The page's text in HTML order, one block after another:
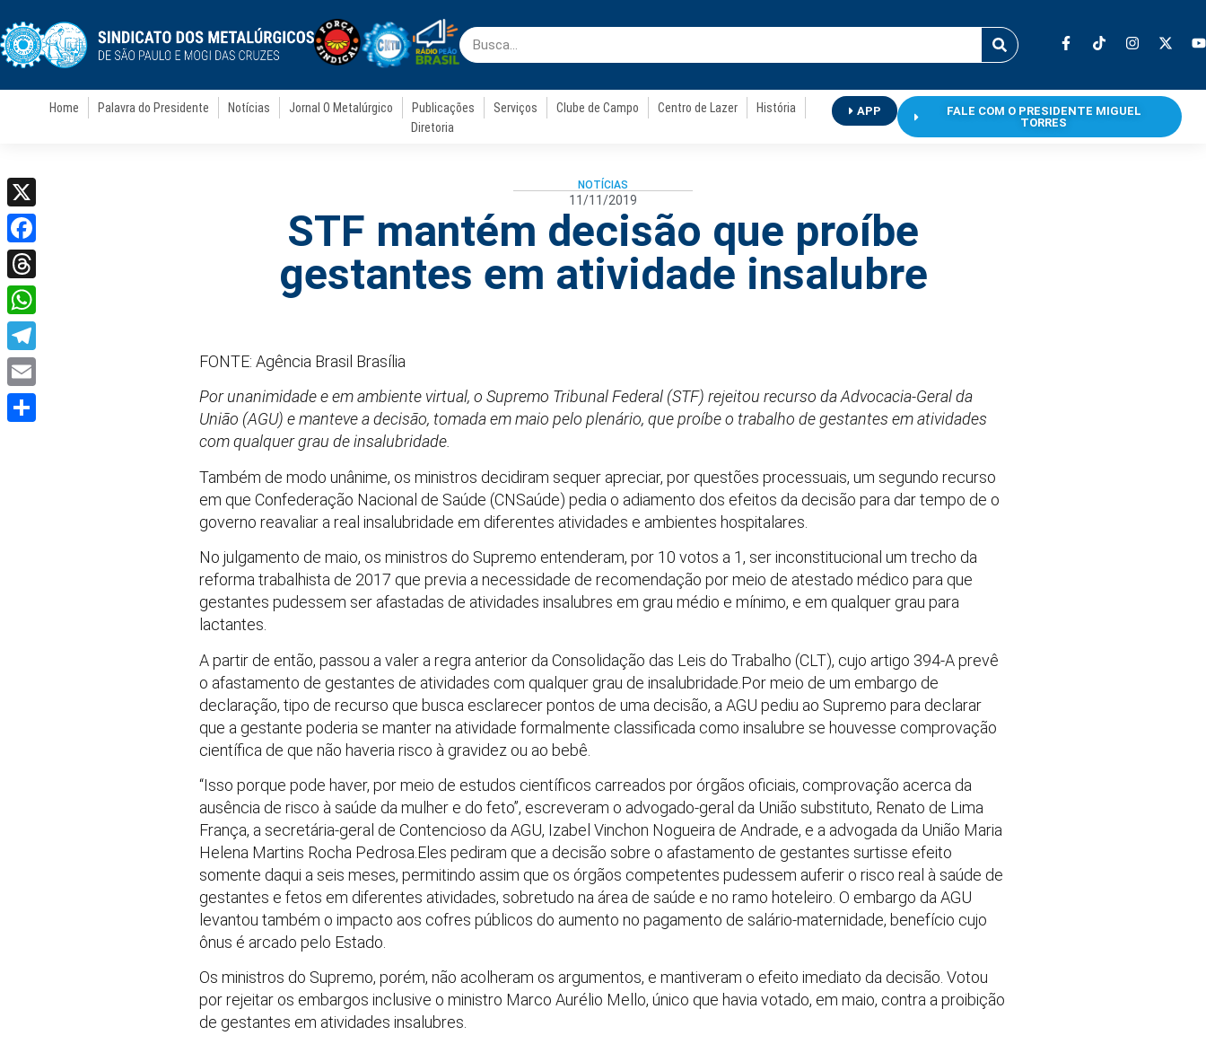
Home Palavra do Presidente Notícias Jornal O Metalúrgico Publicações Serviços Clube de Campo Centro de Lazer
História
Diretoria
APP
FALE COM O PRESIDENTE MIGUEL
TORRES
NOTÍCIAS
11/11/2019
STF mantém decisão que proíbe
gestantes em atividade insalubre
FONTE: Agência Brasil Brasília
Por unanimidade e em ambiente virtual, o Supremo Tribunal Federal (STF) rejeitou recurso da Advocacia-Geral da
União (AGU) e manteve a decisão, tomada em maio pelo plenário, que proíbe o trabalho de gestantes em atividades
com qualquer grau de insalubridade.
Também de modo unânime, os ministros decidiram sequer apreciar, por questões processuais, um segundo recurso
em que Confederação Nacional de Saúde (CNSaúde) pedia o adiamento dos efeitos da decisão para dar tempo de o
governo reavaliar a real insalubridade em diferentes atividades e ambientes hospitalares.
No julgamento de maio, os ministros do Supremo entenderam, por 10 votos a 1, ser inconstitucional um trecho da
reforma trabalhista de 2017 que previa a necessidade de recomendação por meio de atestado médico para que
gestantes pudessem ser afastadas de atividades insalubres em grau médio e mínimo, e em qualquer grau para
lactantes.
A partir de então, passou a valer a regra anterior da Consolidação das Leis do Trabalho (CLT), cujo artigo 394-A prevê
o afastamento de gestantes de atividades com qualquer grau de insalubridade.Por meio de um embargo de
declaração, tipo de recurso que busca esclarecer pontos de uma decisão, a AGU pediu ao Supremo para declarar
que a gestante poderia se manter na atividade formalmente classificada como insalubre se houvesse comprovação
científica de que não haveria risco à gravidez ou ao bebê.
“Isso porque pode haver, por meio de estudos científicos carreados por órgãos oficiais, comprovação acerca da
ausência de risco à saúde da mulher e do feto”, escreveram o advogado-geral da União substituto, Renato de Lima
França, a secretária-geral de Contencioso da AGU, Izabel Vinchon Nogueira de Andrade, e a advogada da União Maria
Helena Martins Rocha Pedrosa.Eles pediram que a decisão sobre o afastamento de gestantes surtisse efeito
somente daqui a seis meses, permitindo assim que os órgãos competentes pudessem auferir o risco real à saúde de
gestantes e fetos em diferentes atividades, sobretudo na área de saúde e no ramo hoteleiro. O embargo da AGU
levantou também o impacto aos cofres públicos do aumento no pagamento de salário-maternidade, benefício cujo
ônus é arcado pelo Estado.
Os ministros do Supremo, porém, não acolheram os argumentos, e mantiveram o efeito imediato da decisão. Votou
por rejeitar os embargos inclusive o ministro Marco Aurélio Mello, único que havia votado, em maio, contra a proibição
de gestantes em atividades insalubres.
X
Facebook
Threads
WhatsApp
Telegram
Email